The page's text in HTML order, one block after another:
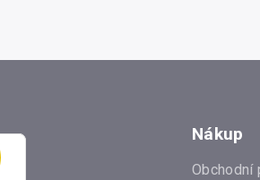
Nákup
Obchodní